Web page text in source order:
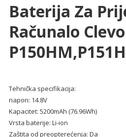
Baterija Za
Računalo Clevo
Tehnička specifikacija:
napon: 14.8V
Kapacitet: 5200mAh (76.96Wh)
Vrsta baterije: Li-ion
Zaštita od preopterećenja: Da